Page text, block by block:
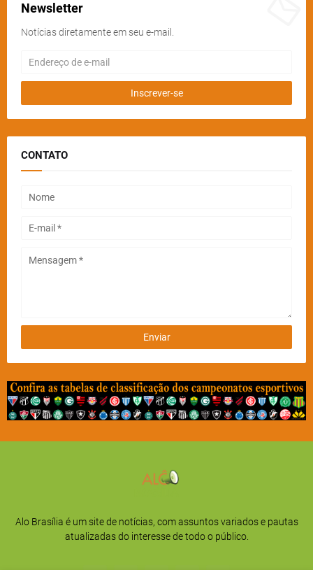
Newsletter
Notícias diretamente em seu e-mail.
CONTATO
Alo Brasília é um site de notícias, com assuntos variados e pautas
atualizadas do interesse de todo o público.